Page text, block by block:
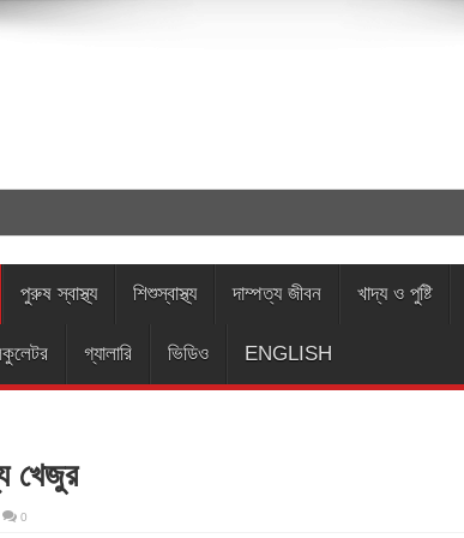
অনুরোধ ধর্ম মন্ত্রণালয়ের
স্কুলব্যাগ—সচেতনতা জরুরি
পুরুষ স্বাস্থ্য শিশুস্বাস্থ্য দাম্পত্য জীবন খাদ্য ও পুষ্টি
গ্যালারি ভিডিও ENGLISH
খেজুর
0